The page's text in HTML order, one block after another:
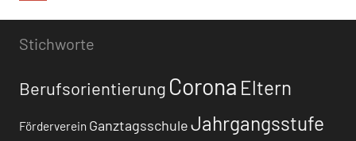
der
Beiträge
Stichworte
Berufsorientierung Corona Eltern
Förderverein GanztagsschuleJahrgangsstufe